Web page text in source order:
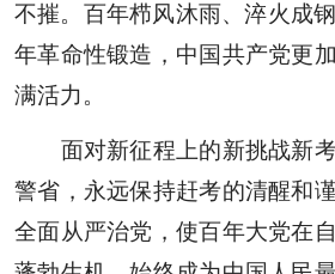
不摧。百年栉风沐雨、淬火成
年革命性锻造，中国共产党更
满活力。
面对新征程上的新挑战新考
警省，永远保持赶考的清醒和
全面从严治党，使百年大党在